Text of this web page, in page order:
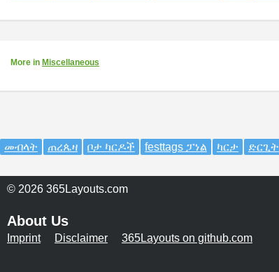
More in Miscellaneous
መብላት ጠረጴዛ ቦታ ካርዶች festtags ፓነል ካርታ ድርጊት
© 2026 365Layouts.com
About Us
Imprint Disclaimer 365Layouts on github.com